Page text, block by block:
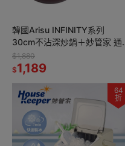
韓國Arisu INFINITY系列
30cm不沾深炒鍋＋妙管家 通
用矽膠玻璃蓋(26-
30cm)HKGL-2630
$1,880
$1,189
64
折